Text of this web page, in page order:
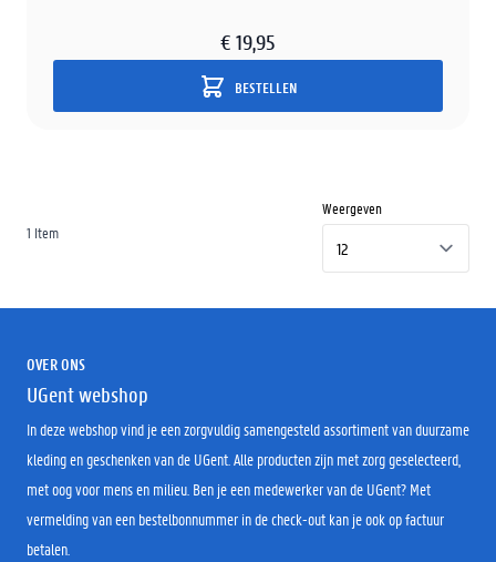
€ 19,95
BESTELLEN
1 Item
Weergeven
OVER ONS
UGent webshop
In deze webshop vind je een zorgvuldig samengesteld assortiment van duurzame
kleding en geschenken van de UGent. Alle producten zijn met zorg geselecteerd,
met oog voor mens en milieu. Ben je een medewerker van de UGent? Met
vermelding van een bestelbonnummer in de check-out kan je ook op factuur
betalen.